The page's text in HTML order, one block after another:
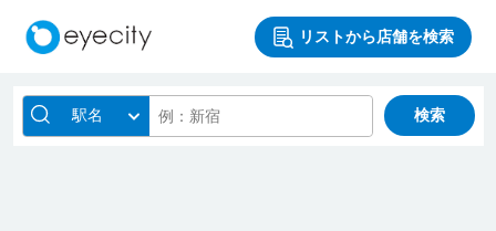
リストから店舗を検索
駅名 検索